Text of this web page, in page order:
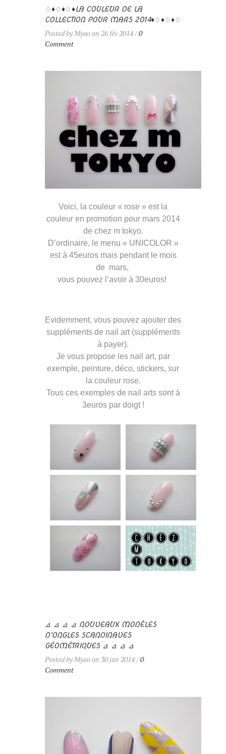
♢♦♢♦♢♦LA COULEUR DE LA
COLLECTION POUR MARS 2014♦♢♦♢♦♢
Posted by Myao on 26 fév 2014 /0
Comment
Voici, la couleur « rose » est la
couleur en promotion pour mars 2014
de chez m tokyo.
D’ordinaire, le menu « UNICOLOR »
est à 45euros mais pendant le mois
de mars,
vous pouvez l’avoir à 30euros!
Evidemment, vous pouvez ajouter des
suppléments de nail art (suppléments
à payer).
Je vous propose les nail art, par
exemple, peinture, déco, stickers, sur
la couleur rose.
Tous ces exemples de nail arts sont à
3euros par doigt !
⊿ ⊿ ⊿ ⊿ NOUVEAUX MODÈLES
D’ONGLES SCANDINAVES
GÉOMÉTRIQUES ⊿ ⊿ ⊿ ⊿
Posted by Myao on 30 jan 2014 /0
Comment